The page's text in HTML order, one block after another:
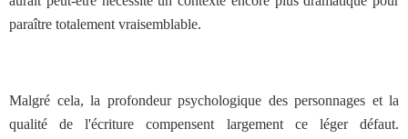
paraître totalement vraisemblable.
Malgré cela, la profondeur psychologique des personnages et la
qualité de l'écriture compensent largement ce léger défaut.